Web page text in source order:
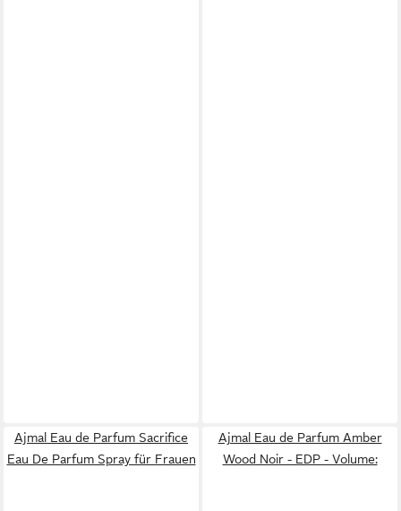
Ajmal Eau de Parfum Sacrifice
Eau De Parfum Spray für Frauen
Ajmal Eau de Parfum Amber
Wood Noir - EDP - Volume: